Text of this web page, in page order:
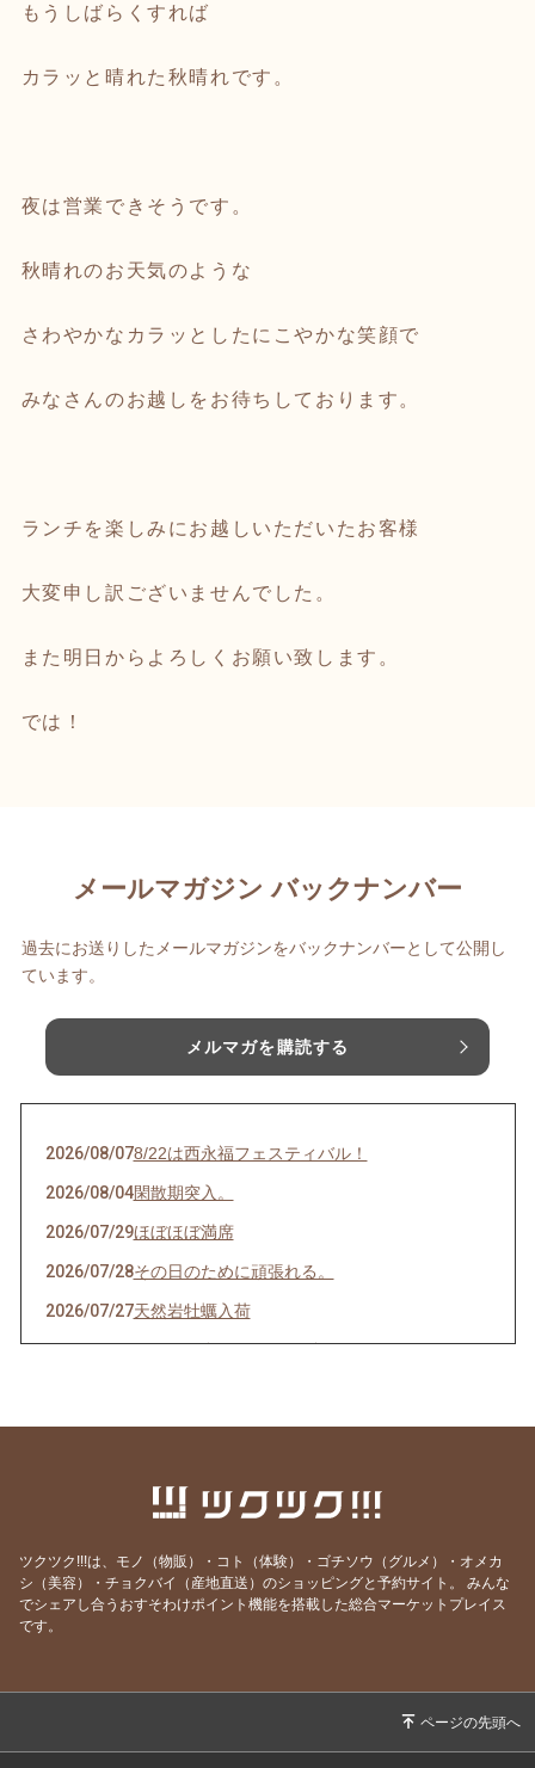
もうしばらくすれば
カラッと晴れた秋晴れです。
夜は営業できそうです。
秋晴れのお天気のような
さわやかなカラッとしたにこやかな笑顔で
みなさんのお越しをお待ちしております。
ランチを楽しみにお越しいただいたお客様
大変申し訳ございませんでした。
また明日からよろしくお願い致します。
では！
メールマガジン バックナンバー
過去にお送りしたメールマガジンをバックナンバーとして公開し
ています。
メルマガを購読する
2026/08/078/22は西永福フェスティバル！
2026/08/04閑散期突入。
2026/07/29ほぼほぼ満席
2026/07/28その日のために頑張れる。
2026/07/27天然岩牡蠣入荷
2026/07/23うなぎを食べてエネルギーチャージ！
2026/07/19サッカーワールドカップ 決勝戦 観戦会 開
生きて行けるかしら。
2026/07/14 猛暑日の日は上々や！
2026/07/13 神のお告げ
2026/07/07七夕そうめんあります。
ツクツク!!!は、モノ（物販）・コト（体験）・ゴチソウ（グルメ）・オメカ
シ（美容）・チョクバイ（産地直送）のショッピングと予約サイト。
みんな
でシェアし合うおすそわけポイント機能を搭載した総合マーケットプレイス
です。